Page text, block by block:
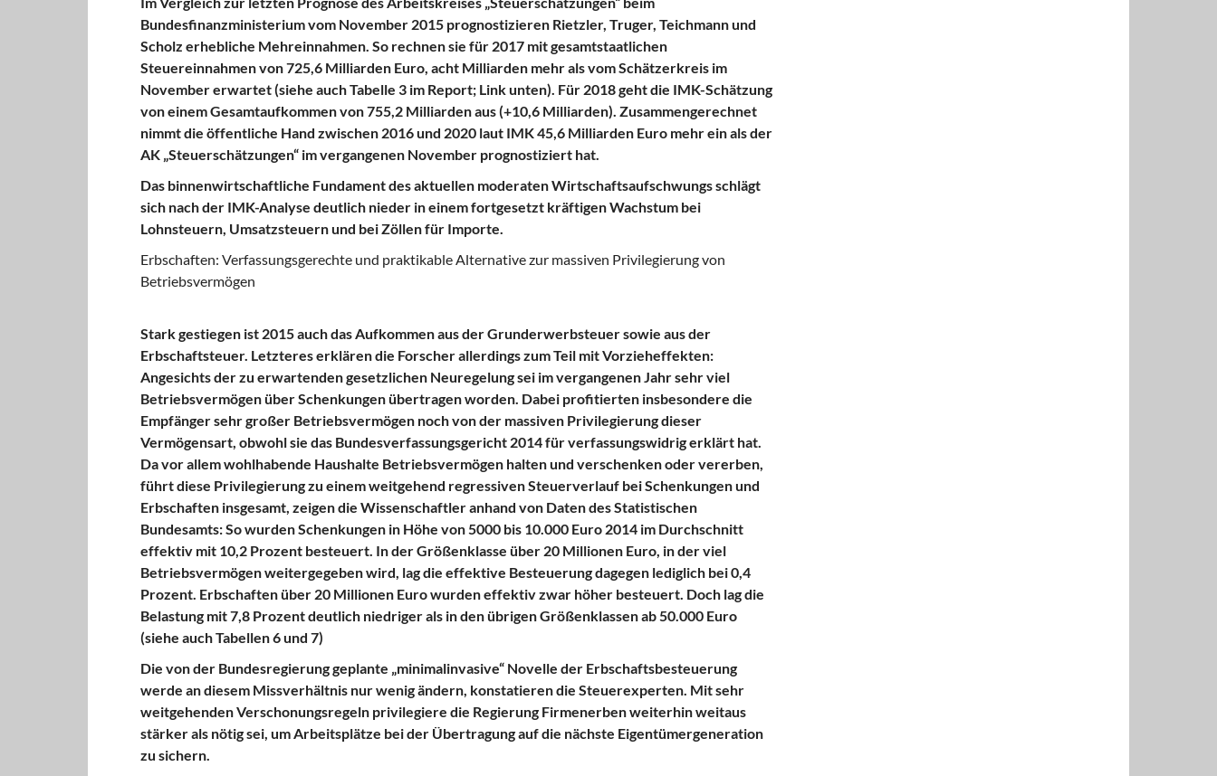
Bundesfinanzministerium vom November 2015 prognostizieren Rietzler, Truger, Teichmann und
Scholz erhebliche Mehreinnahmen. So rechnen sie für 2017 mit gesamtstaatlichen
Steuereinnahmen von 725,6 Milliarden Euro, acht Milliarden mehr als vom Schätzerkreis im
November erwartet (siehe auch Tabelle 3 im Report; Link unten). Für 2018 geht die IMK-Schätzung
von einem Gesamtaufkommen von 755,2 Milliarden aus (+10,6 Milliarden). Zusammengerechnet
nimmt die öffentliche Hand zwischen 2016 und 2020 laut IMK 45,6 Milliarden Euro mehr ein als der
AK „Steuerschätzungen“ im vergangenen November prognostiziert hat.
Das binnenwirtschaftliche Fundament des aktuellen moderaten Wirtschaftsaufschwungs schlägt
sich nach der IMK-Analyse deutlich nieder in einem fortgesetzt kräftigen Wachstum bei
Lohnsteuern, Umsatzsteuern und bei Zöllen für Importe.
Erbschaften: Verfassungsgerechte und praktikable Alternative zur massiven Privilegierung von
Betriebsvermögen
Stark gestiegen ist 2015 auch das Aufkommen aus der Grunderwerbsteuer sowie aus der
Erbschaftsteuer. Letzteres erklären die Forscher allerdings zum Teil mit Vorzieheffekten:
Angesichts der zu erwartenden gesetzlichen Neuregelung sei im vergangenen Jahr sehr viel
Betriebsvermögen über Schenkungen übertragen worden. Dabei profitierten insbesondere die
Empfänger sehr großer Betriebsvermögen noch von der massiven Privilegierung dieser
Vermögensart, obwohl sie das Bundesverfassungsgericht 2014 für verfassungswidrig erklärt hat.
Da vor allem wohlhabende Haushalte Betriebsvermögen halten und verschenken oder vererben,
führt diese Privilegierung zu einem weitgehend regressiven Steuerverlauf bei Schenkungen und
Erbschaften insgesamt, zeigen die Wissenschaftler anhand von Daten des Statistischen
Bundesamts: So wurden Schenkungen in Höhe von 5000 bis 10.000 Euro 2014 im Durchschnitt
effektiv mit 10,2 Prozent besteuert. In der Größenklasse über 20 Millionen Euro, in der viel
Betriebsvermögen weitergegeben wird, lag die effektive Besteuerung dagegen lediglich bei 0,4
Prozent. Erbschaften über 20 Millionen Euro wurden effektiv zwar höher besteuert. Doch lag die
Belastung mit 7,8 Prozent deutlich niedriger als in den übrigen Größenklassen ab 50.000 Euro
(siehe auch Tabellen 6 und 7)
Die von der Bundesregierung geplante „minimalinvasive“ Novelle der Erbschaftsbesteuerung
werde an diesem Missverhältnis nur wenig ändern, konstatieren die Steuerexperten. Mit sehr
weitgehenden Verschonungsregeln privilegiere die Regierung Firmenerben weiterhin weitaus
stärker als nötig sei, um Arbeitsplätze bei der Übertragung auf die nächste Eigentümergeneration
zu sichern.